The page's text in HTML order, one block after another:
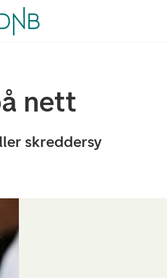
nett
skreddersy